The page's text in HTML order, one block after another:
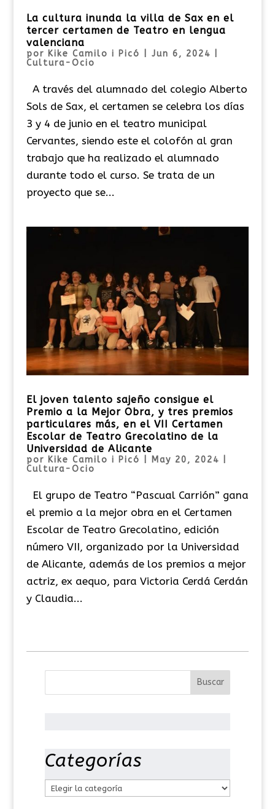
La cultura inunda la villa de Sax en el
tercer certamen de Teatro en lengua
valenciana
por Kike Camilo i Picó Jun 6, 2024
Cultura-Ocio
A través del alumnado del colegio Alberto
Sols de Sax, el certamen se celebra los días
3 y 4 de junio en el teatro municipal
Cervantes, siendo este el colofón al gran
trabajo que ha realizado el alumnado
durante todo el curso. Se trata de un
proyecto que se...
El joven talento sajeño consigue el
Premio a la Mejor Obra, y tres premios
particulares más, en el VII Certamen
Escolar de Teatro Grecolatino de la
Universidad de Alicante
por Kike Camilo i Picó May 20, 2024
Cultura-Ocio
El grupo de Teatro “Pascual Carrión” gana
el premio a la mejor obra en el Certamen
Escolar de Teatro Grecolatino, edición
número VII, organizado por la Universidad
de Alicante, además de los premios a mejor
actriz, ex aequo, para Victoria Cerdá Cerdán
y Claudia...
Categorías